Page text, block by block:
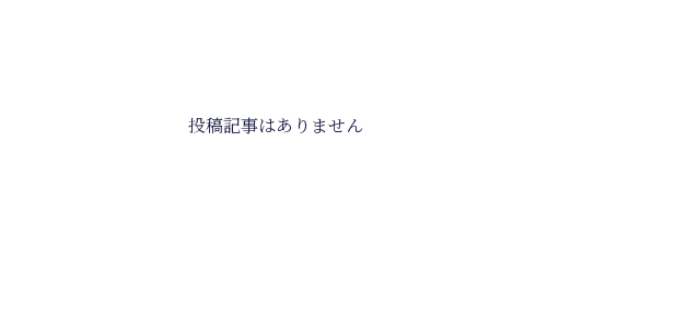
投稿記事はありません